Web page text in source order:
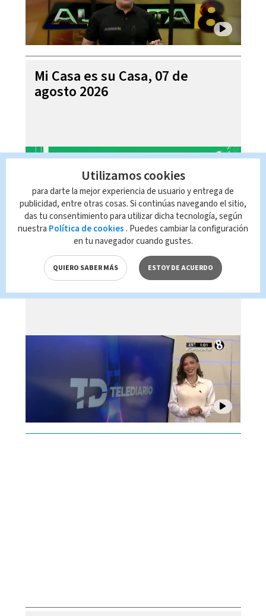
Mi Casa es su Casa, 07 de
agosto 2026
Telediario En Directo con Paula
Brenes, 07 de agosto 2026
Utilizamos cookies
para darte la mejor experiencia de usuario y entrega de
publicidad, entre otras cosas. Si continúas navegando el sitio,
das tu consentimiento para utilizar dicha tecnología, según
nuestra Política de cookies . Puedes cambiar la configuración
en tu navegador cuando gustes.
QUIERO SABER MÁS ESTOY DE ACUERDO